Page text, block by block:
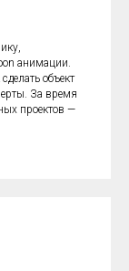
анимации.
объект
За время
проектов —